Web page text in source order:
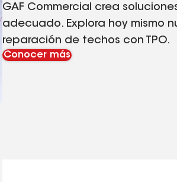
GAF Commercial crea
adecuado. Explora hoy mismo
reparación de techos con TPO.
Conocer más